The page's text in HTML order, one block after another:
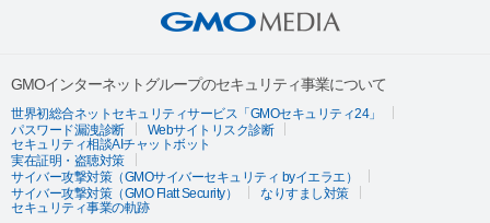
GMOインターネットグループのセキュリティ事業について
世界初総合ネットセキュリティサービス「GMOセキュリティ24」
パスワード漏洩診断
Webサイトリスク診断
セキュリティ相談AIチャットボット
実在証明・盗聴対策
サイバー攻撃対策（GMOサイバーセキュリティ byイエラエ）
サイバー攻撃対策（GMO Flatt Security）
なりすまし対策
セキュリティ事業の軌跡